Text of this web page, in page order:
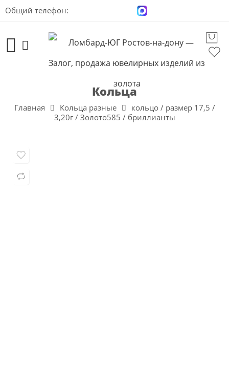
Общий телефон:
Кольца
Главная Кольца разные
кольцо / размер 17,5 /
3,20г / Золото585 / бриллианты